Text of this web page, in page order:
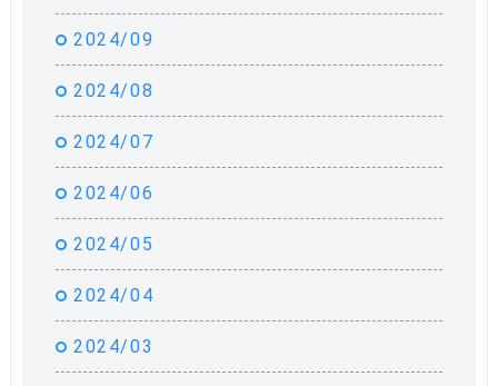
2024/09
2024/08
2024/07
2024/06
2024/05
2024/04
2024/03